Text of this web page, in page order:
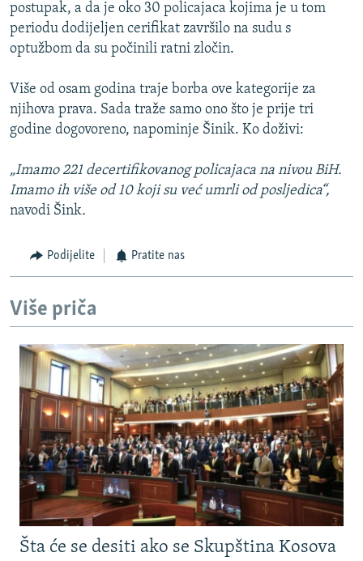
postupak, a da je oko 30 policajaca kojima je u tom
periodu dodijeljen cerifikat završilo na sudu s
optužbom da su počinili ratni zločin.
Više od osam godina traje borba ove kategorije za
njihova prava. Sada traže samo ono što je prije tri
godine dogovoreno, napominje Šinik. Ko doživi:
„Imamo 221 decertifikovanog policajaca na nivou BiH.
Imamo ih više od 10 koji su već umrli od posljedica“,
navodi Šink.
Podijelite Pratite nas
Više priča
Šta će se desiti ako se Skupština Kosova